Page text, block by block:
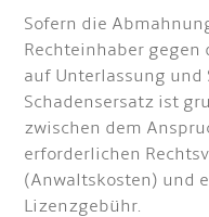
Sofern die
Rechteinhaber gegen
auf Unterlassung und
Schadensersatz ist
zwischen dem
erforderlichen
(Anwaltskosten) und
Lizenzgebühr.